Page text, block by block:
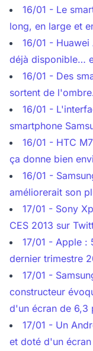
16/01 - Le
long, en large et
16/01 -
déjà disponible…
16/01 - Des
sortent de
16/01 -
smartphone
16/01 - HTC
ça donne bien
16/01 -
améliorerait son
17/01 - Sony
CES 2013 sur
17/01 - Apple :
dernier trimestre
17/01 -
constructeur
d'un écran de 6,3
17/01 - Un
et doté d'un